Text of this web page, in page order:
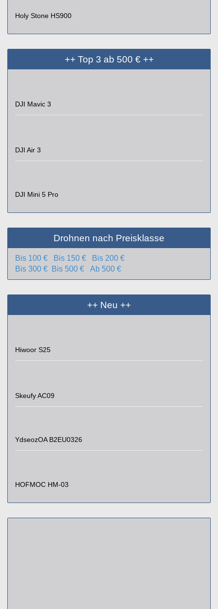
Holy Stone HS900
++ Top 3 ab 500 € ++
DJI Mavic 3
DJI Air 3
DJI Mini 5 Pro
Drohnen nach Preisklasse
Bis 100 € Bis 150 €
Bis 200 €
Bis 300 € Bis 500 € Ab 500 €
++ Neu ++
Hiwoor S25
Skeufy AC09
YdseozOA B2EU0326
HOFMOC HM-03